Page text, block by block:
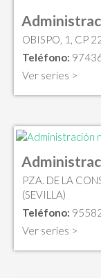
OBISPO, 1, CP
Teléfono:
Ver series >
PZA. DE LA
(SEVILLA)
Teléfono:
Ver series >